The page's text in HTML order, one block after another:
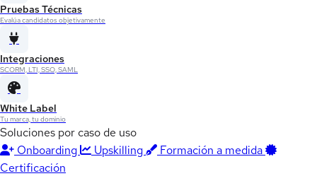
Pruebas Técnicas
Evalúa candidatos objetivamente
Integraciones
SCORM, LTI, SSO, SAML
White Label
Tu marca, tu dominio
Soluciones por caso de uso
Onboarding
Upskilling
Formación a medida
Certificación